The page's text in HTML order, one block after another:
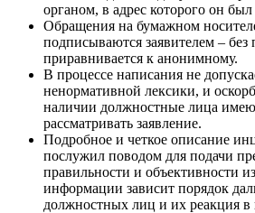
органом, в адрес которого он
Обращения на бумажном
подписываются заявителем –
приравнивается к анонимному.
В процессе написания не
ненормативной лексики, и
наличии должностные лица
рассматривать заявление.
Подробное и четкое описание
послужил поводом для подачи
правильности и объективности
информации зависит порядок
должностных лиц и их реакция в